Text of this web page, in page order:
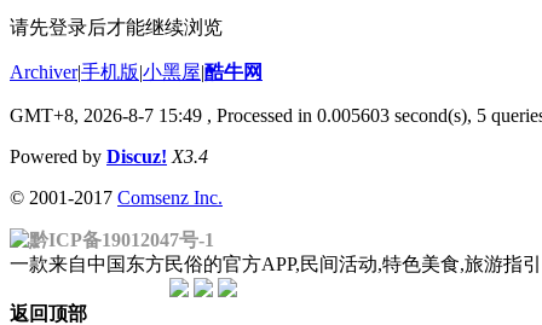
请先登录后才能继续浏览
Archiver|手机版|小黑屋|酷牛网
GMT+8, 2026-8-7 15:49 , Processed in 0.005603 second(s), 5
Powered by Discuz! X3.4
© 2001-2017 Comsenz Inc.
黔ICP备19012047号-1
一款来自中国东方民俗的官方APP,民间活动,特色美食,旅游
返回顶部